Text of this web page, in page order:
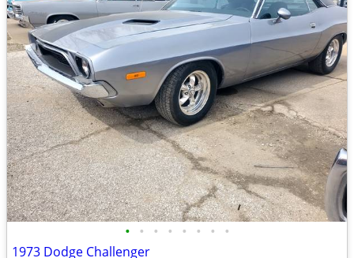
• • • • • • • •
1973 Dodge Challenger